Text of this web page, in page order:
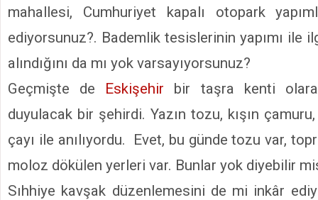
mahallesi, Cumhuriyet kapalı otopark
ediyorsunuz?. Bademlik tesislerinin yapımı ile
alındığını da mı yok varsayıyorsunuz?
Geçmişte de Eskişehir bir taşra kenti
duyulacak bir şehirdi. Yazın tozu, kışın
çayı ile anılıyordu. Evet, bu günde tozu var,
moloz dökülen yerleri var. Bunlar yok diyebilir
Sıhhiye kavşak düzenlemesini de mi inkâr